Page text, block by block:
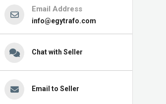
Email Address
info@egytrafo.com
Chat with Seller
Email to Seller